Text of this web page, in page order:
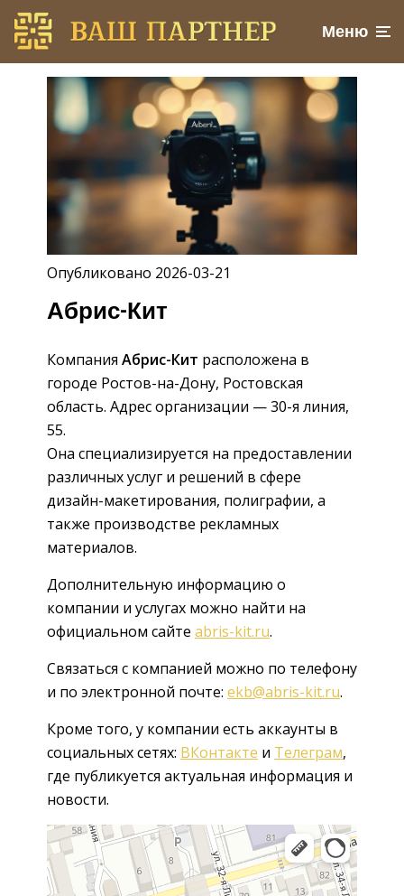
Меню
Опубликовано 2026-03-21
Абрис-Кит
Компания Абрис-Кит расположена в
городе Ростов-на-Дону, Ростовская
область. Адрес организации — 30-я линия,
55.
Она специализируется на предоставлении
различных услуг и решений в сфере
дизайн-макетирования, полиграфии, а
также производстве рекламных
материалов.
Дополнительную информацию о
компании и услугах можно найти на
официальном сайте abris-kit.ru.
Связаться с компанией можно по телефону
и по электронной почте: ekb@abris-kit.ru.
Кроме того, у компании есть аккаунты в
социальных сетях: ВКонтакте и Телеграм,
где публикуется актуальная информация и
новости.